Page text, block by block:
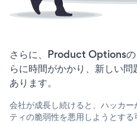
さらに、Product Optionsの
らに時間がかかり、新しい
あります。
会社が成長し続けると、ハッカ
ティの脆弱性を悪用しようとす